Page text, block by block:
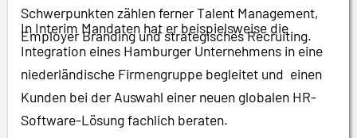
Schwerpunkten zählen ferner Talent Management,
Employer Branding und strategisches Recruiting.
In Interim Mandaten hat er beispielsweise die
Integration eines Hamburger Unternehmens in eine
niederländische Firmengruppe begleitet und einen
Kunden bei der Auswahl einer neuen globalen HR-
Software-Lösung fachlich beraten.